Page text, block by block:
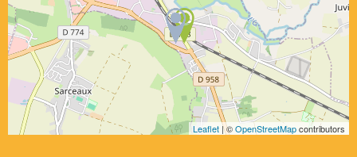
Leaflet | ©OpenStreetMapcontributors